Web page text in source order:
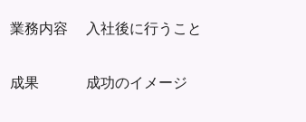
業務内容 入社後に行うこと
成果 成功のイメージ